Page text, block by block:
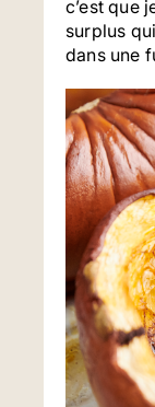
c’est que
surplus
dans une